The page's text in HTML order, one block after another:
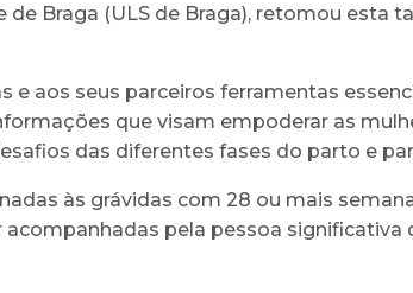
Braga (ULS de Braga), retomou esta
aos seus parceiros ferramentas
que visam empoderar as
das diferentes fases do parto e
às grávidas com 28 ou mais
pela pessoa significativa